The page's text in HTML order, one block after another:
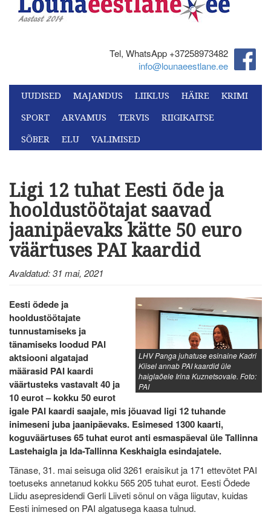
Tel, WhatsApp +37258973482‬
info@lounaeestlane.ee
UUDISED MAJANDUS LIIKLUS HÄIRE
KRIMI
SPORT
ARVAMUS TERVIS
RIIGIKAITSE
SÕBER
ELU VALIMISED
Ligi 12 tuhat Eesti õde ja
hooldustöötajat saavad
jaanipäevaks kätte 50 euro
väärtuses PAI kaardid
Avaldatud: 31 mai, 2021
LHV Panga juhatuse esinaine Kadri
Kiisel annab PAI kaardid üle
haiglaõele Irina Kuznetsovale. Foto:
PAI
Eesti õdede ja
hooldustöötajate
tunnustamiseks ja
tänamiseks loodud PAI
aktsiooni algatajad
määrasid PAI kaardi
väärtusteks vastavalt 40 ja
10 eurot – kokku 50 eurot
igale PAI kaardi saajale, mis jõuavad ligi 12 tuhande
inimeseni juba jaanipäevaks. Esimesed 1300 kaarti,
koguväärtuses 65 tuhat eurot anti esmaspäeval üle Tallinna
Lastehaigla ja Ida-Tallinna Keskhaigla esindajatele.
Tänase, 31. mai seisuga olid 3261 eraisikut ja 171 ettevõtet PAI
toetuseks annetanud kokku 565 205 tuhat eurot. Eesti Õdede
Liidu asepresidendi Gerli Liiveti sõnul on väga liigutav, kuidas
Eesti inimesed on PAI algatusega kaasa tulnud.